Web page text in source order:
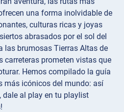
una forma inolvidable de
culturas ricas y joyas
abrasados por el sol del
las brumosas Tierras Altas de
carreteras prometen vistas que
Hemos compilado la guía
más icónicos del mundo: así
dale al play en tu playlist